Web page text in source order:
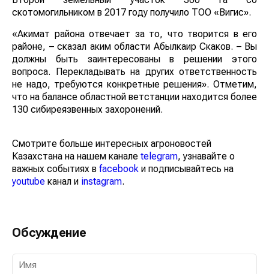
скотомогильником в 2017 году получило ТОО «Вигис».
«Акимат района отвечает за то, что творится в его
районе, – сказал аким области Абылкаир Скаков. – Вы
должны быть заинтересованы в решении этого
вопроса. Перекладывать на других ответственность
не надо, требуются конкретные решения». Отметим,
что на балансе областной ветстанции находится более
130 сибиреязвенных захоронений.
Смотрите больше интересных агроновостей
Казахстана на нашем канале telegram, узнавайте о
важных событиях в facebook и подписывайтесь на
youtube канал и instagram.
Обсуждение